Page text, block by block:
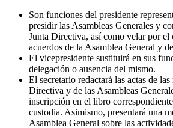
Son funciones del presidente
presidir las Asambleas Generales y
Junta Directiva, así como velar por
acuerdos de la Asamblea General y
El vicepresidente sustituirá en sus
delegación o ausencia del mismo.
El secretario redactará las actas de
Directiva y de las Asambleas
inscripción en el libro
custodia. Asimismo, presentará una
Asamblea General sobre las